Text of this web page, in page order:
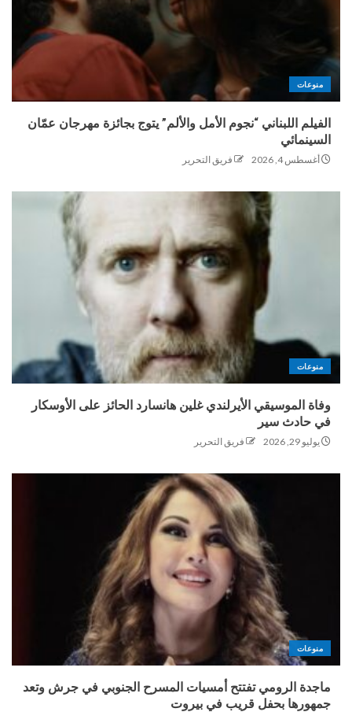
منوعات
الفيلم اللبناني “نجوم الأمل والألم” يتوج بجائزة مهرجان عمّان
السينمائي
أغسطس 4, 2026 فريق التحرير
منوعات
وفاة الموسيقي الأيرلندي غلين هانسارد الحائز على الأوسكار
في حادث سير
يوليو 29, 2026 فريق التحرير
منوعات
ماجدة الرومي تفتتح أمسيات المسرح الجنوبي في جرش وتعد
جمهورها بحفل قريب في بيروت